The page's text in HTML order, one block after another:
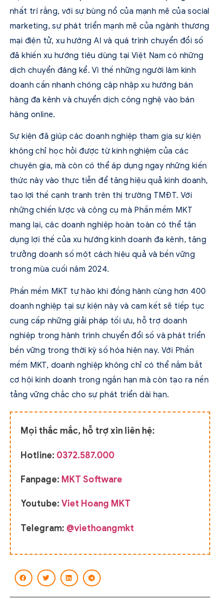
nhất trí rằng, với sự bùng nổ của mạnh mẽ của social
marketing, sự phát triển mạnh mẽ của ngành thương
mại điện tử, xu hướng AI và quá trình chuyển đổi số
đã khiến xu hướng tiêu dùng tại Việt Nam có những
dịch chuyển đáng kể. Vì thế những người làm kinh
doanh cần nhanh chóng cập nhập xu hướng bán
hàng đa kênh và chuyển dịch công nghệ vào bán
hàng online.
Sự kiện đã giúp các doanh nghiệp tham gia sự kiện
không chỉ học hỏi được từ kinh nghiệm của các
chuyên gia, mà còn có thể áp dụng ngay những kiến
thức này vào thực tiễn để tăng hiệu quả kinh doanh,
tạo lợi thế cạnh tranh trên thị trường TMĐT. Với
những chiến lược và công cụ mà Phần mềm MKT
mang lại, các doanh nghiệp hoàn toàn có thể tận
dụng lợi thế của xu hướng kinh doanh đa kênh, tăng
trưởng doanh số một cách hiệu quả và bền vững
trong mùa cuối năm 2024.
Phần mềm MKT tự hào khi đồng hành cùng hơn 400
doanh nghiệp tại sự kiện này và cam kết sẽ tiếp tục
cung cấp những giải pháp tối ưu, hỗ trợ doanh
nghiệp trong hành trình chuyển đổi số và phát triển
bền vững trong thời kỳ số hóa hiện nay. Với Phần
mềm MKT, doanh nghiệp không chỉ có thể nắm bắt
cơ hội kinh doanh trong ngắn hạn mà còn tạo ra nền
tảng vững chắc cho sự phát triển dài hạn.
Mọi thắc mắc, hỗ trợ xin liên hệ:
Hotline: 0372.587.000
Fanpage: MKT Software
Youtube: Viet Hoang MKT
Telegram: @viethoangmkt